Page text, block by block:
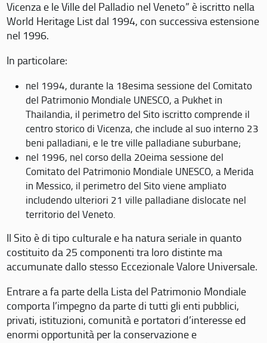
Vicenza e le Ville del Palladio nel Veneto” è iscritto nella
World Heritage List dal 1994, con successiva estensione
nel 1996.
In particolare:
nel 1994, durante la 18esima sessione del Comitato
del Patrimonio Mondiale UNESCO, a Pukhet in
Thailandia, il perimetro del Sito iscritto comprende il
centro storico di Vicenza, che include al suo interno 23
beni palladiani, e le tre ville palladiane suburbane;
nel 1996, nel corso della 20eima sessione del
Comitato del Patrimonio Mondiale UNESCO, a Merida
in Messico, il perimetro del Sito viene ampliato
includendo ulteriori 21 ville palladiane dislocate nel
territorio del Veneto.
Il Sito è di tipo culturale e ha natura seriale in quanto
costituito da 25 componenti tra loro distinte ma
accumunate dallo stesso Eccezionale Valore Universale.
Entrare a fa parte della Lista del Patrimonio Mondiale
comporta l’impegno da parte di tutti gli enti pubblici,
privati, istituzioni, comunità e portatori d’interesse ed
enormi opportunità per la conservazione e